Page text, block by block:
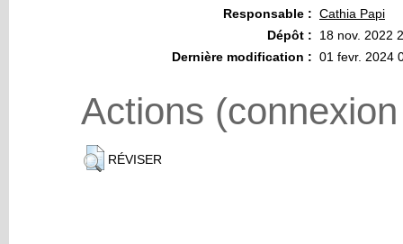
Responsable : Cathia Papi
Dépôt :
18 nov. 2022
Dernière modification : 01 fevr. 2024
Actions
RÉVISER